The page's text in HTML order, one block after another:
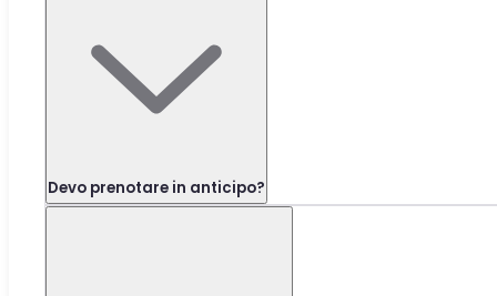
Devo prenotare in anticipo?